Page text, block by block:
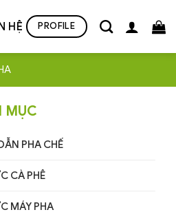
HỆ PROFILE
MỤC
PHA CHẾ
CÀ PHÊ
MÁY PHA